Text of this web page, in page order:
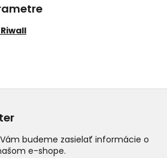
budeme zasielať informácie o
e-shope.